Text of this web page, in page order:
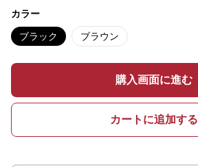
カラー
ブラック ブラウン
購入画面に進む
カートに追加する